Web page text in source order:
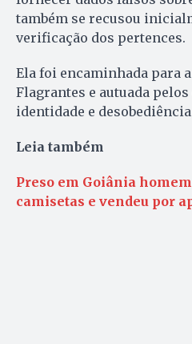
também se recusou
verificação dos pertences.
Ela foi encaminhada para
Flagrantes e autuada
identidade e
Leia também
Preso em Goiânia
camisetas e vendeu por